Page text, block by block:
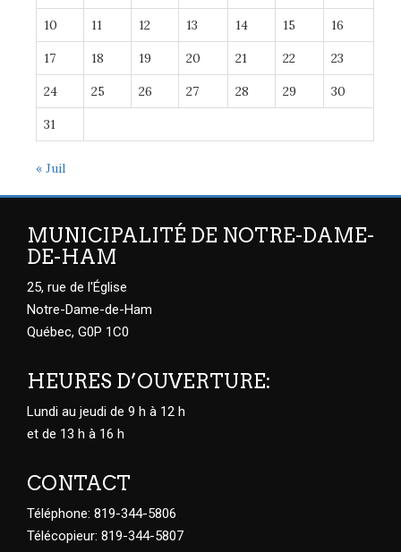
10 11 12 13 14 15 16
17 18 19 20 21 22 23
24 25 26 27 28 29 30
31
« Juil
MUNICIPALITÉ DE NOTRE-DAME-
DE-HAM
25, rue de l'Église
Notre-Dame-de-Ham
Québec, G0P 1C0
HEURES D’OUVERTURE:
Lundi au jeudi de 9 h à 12 h
et de 13 h à 16 h
CONTACT
Téléphone: 819-344-5806
Télécopieur: 819-344-5807